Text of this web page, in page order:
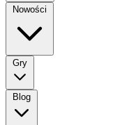
Nowości
Gry
Blog